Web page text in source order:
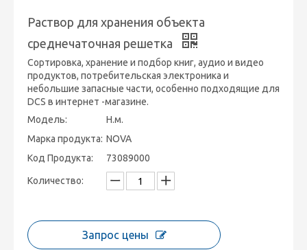
Раствор для хранения объекта
среднечаточная решетка
Сортировка, хранение и подбор книг, аудио и видео
продуктов, потребительская электроника и
небольшие запасные части, особенно подходящие для
DCS в интернет -магазине.
Модель:
Н.м.
Марка продукта: NOVA
Код Продукта:
73089000
Количество:
Запрос цены